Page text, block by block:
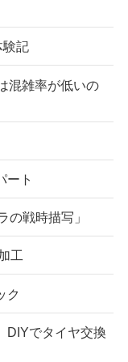
記
混雑率が低いの
ート
戦時描写」
工
ク
DIYでタイヤ交換